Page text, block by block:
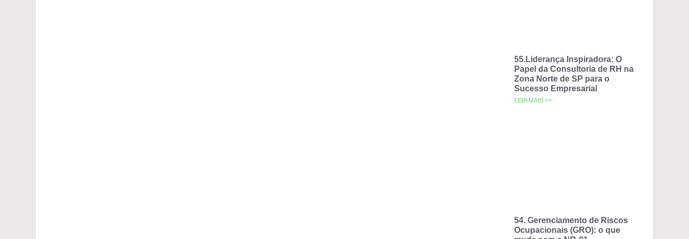
55.Liderança Inspiradora: O
Papel da Consultoria de RH na
Zona Norte de SP para o
Sucesso Empresarial
LEIA MAIS >>
54. Gerenciamento de Riscos
Ocupacionais (GRO): o que